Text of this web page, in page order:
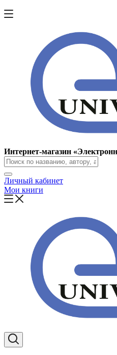
Интернет-магазин
Личный кабинет
Мои книги